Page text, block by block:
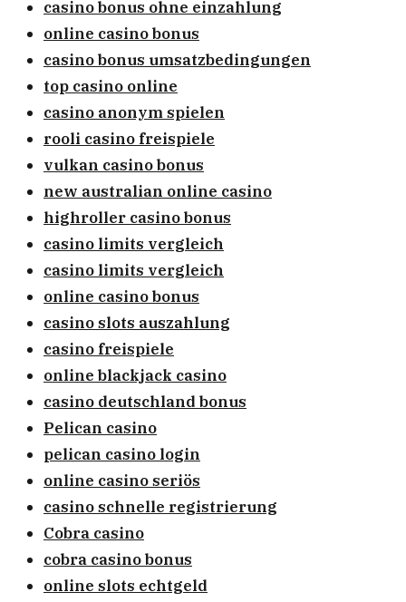
casino bonus ohne einzahlung
online casino bonus
casino bonus umsatzbedingungen
top casino online
casino anonym spielen
rooli casino freispiele
vulkan casino bonus
new australian online casino
highroller casino bonus
casino limits vergleich
casino limits vergleich
online casino bonus
casino slots auszahlung
casino freispiele
online blackjack casino
casino deutschland bonus
Pelican casino
pelican casino login
online casino seriös
casino schnelle registrierung
Cobra casino
cobra casino bonus
online slots echtgeld